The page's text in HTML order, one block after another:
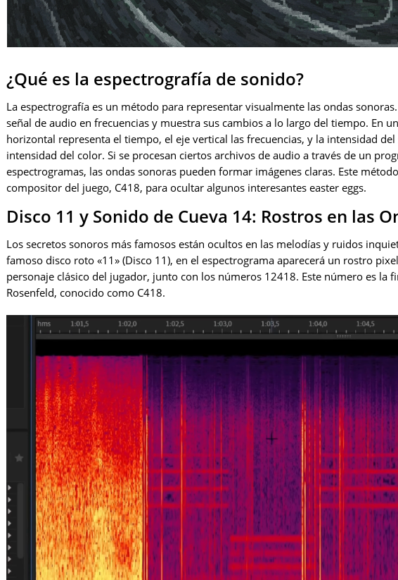
¿Qué es la espectrografía de sonido?
La espectrografía es un método para representar visualmente las ondas
señal de audio en frecuencias y muestra sus cambios a lo largo del tiempo. En
horizontal representa el tiempo, el eje vertical las frecuencias, y la intensidad
intensidad del color. Si se procesan ciertos archivos de audio a través de un
espectrogramas, las ondas sonoras pueden formar imágenes claras. Este
compositor del juego, C418, para ocultar algunos interesantes easter eggs.
Disco 11 y Sonido de Cueva 14: Rostros en las
Los secretos sonoros más famosos están ocultos en las melodías y ruidos
famoso disco roto «11» (Disco 11), en el espectrograma aparecerá un rostro
personaje clásico del jugador, junto con los números 12418. Este número es la
Rosenfeld, conocido como C418.